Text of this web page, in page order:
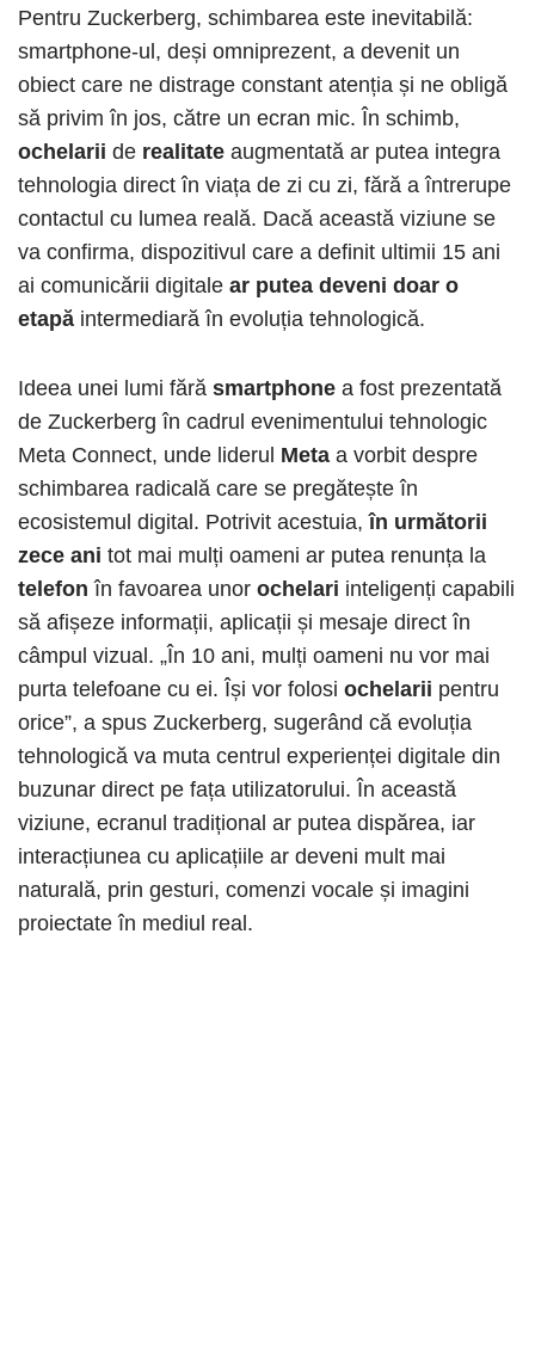
Pentru Zuckerberg, schimbarea este inevitabilă:
smartphone-ul, deși omniprezent, a devenit un
obiect care ne distrage constant atenția și ne obligă
să privim în jos, către un ecran mic. În schimb,
ochelarii de realitate augmentată ar putea integra
tehnologia direct în viața de zi cu zi, fără a întrerupe
contactul cu lumea reală. Dacă această viziune se
va confirma, dispozitivul care a definit ultimii 15 ani
ai comunicării digitale ar putea deveni doar o
etapă intermediară în evoluția tehnologică.
Ideea unei lumi fără smartphone a fost prezentată
de Zuckerberg în cadrul evenimentului tehnologic
Meta Connect, unde liderul Meta a vorbit despre
schimbarea radicală care se pregătește în
ecosistemul digital. Potrivit acestuia, în următorii
zece ani tot mai mulți oameni ar putea renunța la
telefon în favoarea unor ochelari inteligenți capabili
să afișeze informații, aplicații și mesaje direct în
câmpul vizual. „În 10 ani, mulți oameni nu vor mai
purta telefoane cu ei. Își vor folosi ochelarii pentru
orice”, a spus Zuckerberg, sugerând că evoluția
tehnologică va muta centrul experienței digitale din
buzunar direct pe fața utilizatorului. În această
viziune, ecranul tradițional ar putea dispărea, iar
interacțiunea cu aplicațiile ar deveni mult mai
naturală, prin gesturi, comenzi vocale și imagini
proiectate în mediul real.